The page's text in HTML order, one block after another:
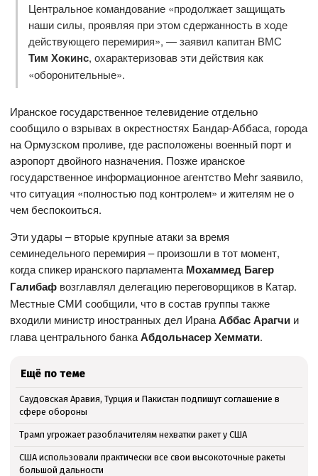
Центральное командование «продолжает защищать
наши силы, проявляя при этом сдержанность в ходе
действующего перемирия», — заявил капитан ВМС
Тим Хокинс, охарактеризовав эти действия как
«оборонительные».
Иранское государственное телевидение отдельно
сообщило о взрывах в окрестностях Бандар-Аббаса, города
на Ормузском проливе, где расположены военный порт и
аэропорт двойного назначения. Позже иранское
государственное информационное агентство Mehr заявило,
что ситуация «полностью под контролем» и жителям не о
чем беспокоиться.
Эти удары – вторые крупные атаки за время
семинедельного перемирия – произошли в тот момент,
когда спикер иранского парламентаМохаммед Багер
Галибаф возглавлял делегацию переговорщиков в Катар.
Местные СМИ сообщили, что в состав группы также
входили министр иностранных дел ИранаАббас Арагчи и
глава центрального банкаАбдольнасер Хеммати.
Ещё по теме
Саудовская Аравия, Турция и Пакистан подпишут соглашение в
сфере обороны
Трамп угрожает разоблачителям нехватки ракет у США
США использовали практически все свои высокоточные ракеты
большой дальности